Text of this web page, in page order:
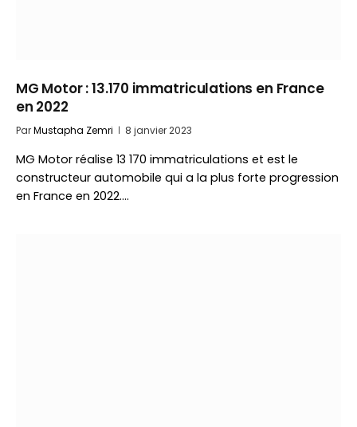
MG Motor : 13.170 immatriculations en France
en 2022
ParMustapha Zemri 8 janvier 2023
MG Motor réalise 13 170 immatriculations et est le
constructeur automobile qui a la plus forte progression
en France en 2022.…